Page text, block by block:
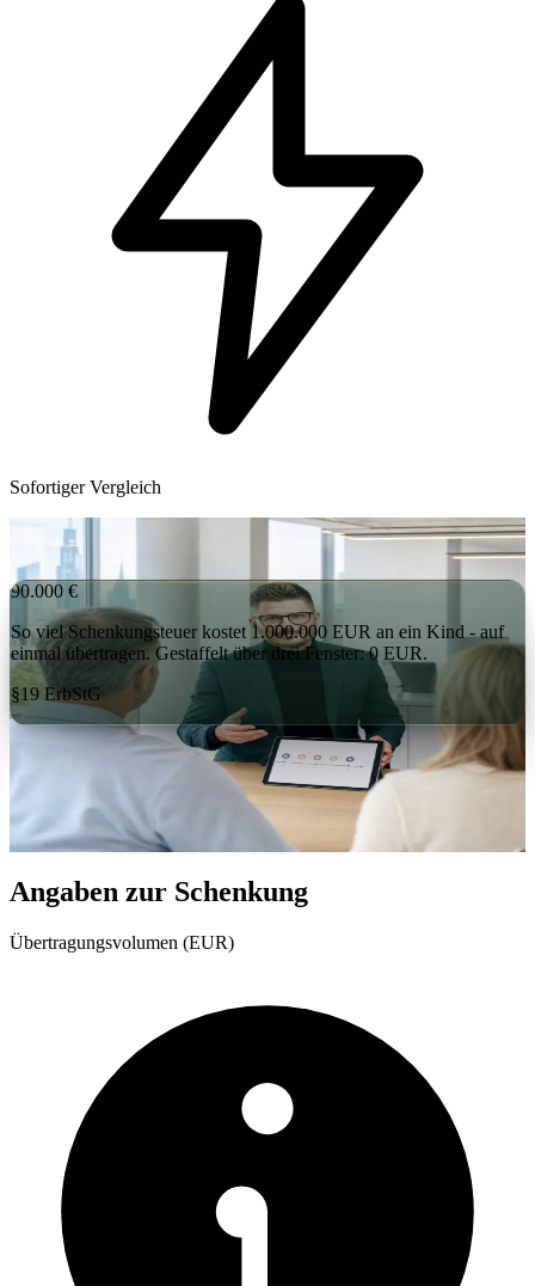
Sofortiger Vergleich
Florian Enders, Steuerberater -Schenkung
steueroptimiert übergeben
90.000 €
So viel Schenkungsteuer kostet 1.000.000 EUR an ein Kind - auf
einmal übertragen. Gestaffelt über drei Fenster: 0 EUR.
§19 ErbStG
Diese 90.000 EUR sind kein Naturgesetz. Sie sind der Preis
für schlechtes Timing. Wer dasselbe Vermögen über zwei oder drei
Zehn-Jahres-Fenster verteilt, drückt die Steuer gegen null - völlig
legal. Der einzige Rohstoff, den Sie dafür brauchen, ist Zeit. Genau
deshalb lohnt es sich, heute zu rechnen.
Angaben zur Schenkung
Übertragungsvolumen (EUR)